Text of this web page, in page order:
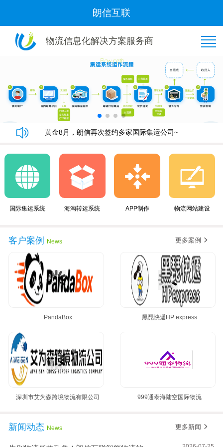
朗信互联
物流信息化解决方案服务商
恭喜“好管家集运”与我司隆重签约！
朗信集运系统手机端快速下单教程
朗信集运系统与广州飞通物流签订《集运系统》合同！
黄金8月，朗信再次签约多家国际集运公司~
朗信集运系统手机端快速下单教程
朗信集运系统与广州飞通物流签订《集运系统》合同！
黄金8月，朗信再次签约多家国际集运公司~
国际集运系统 海淘转运系统 APP制作 物流网站建设
客户案例 News 更多案例
PandaBox 黑琵快遞HP express
深圳市艾为森跨境物流有限公司 999通泰海陆空国际物流
新闻动态 News 更多新闻